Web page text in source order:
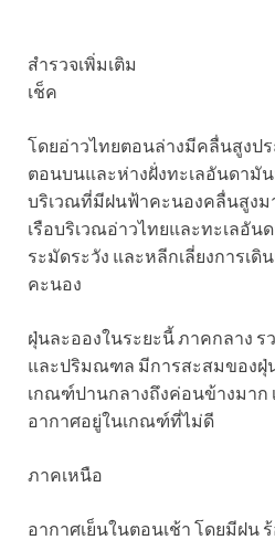
สำรวจเพิ่มเติม
เช็ค
โดยอ่าวไทยตอนล่างมีคลื่นสูงป
ตอนบนและห่างฝั่งทะเลอันดามั
บริเวณที่มีฝนฟ้าคะนองคลื่นสูงม
เรือบริเวณอ่าวไทยและทะเลอัน
ระมัดระวัง และหลีกเลี่ยงการเ
คะนอง
ฝุ่นละอองในระยะนี้ ภาคกลาง
และปริมณฑล มีการสะสมของฝุ่
เกณฑ์ปานกลางถึงค่อนข้างมาก
อากาศอยู่ในเกณฑ์ที่ไม่ดี
ภาคเหนือ
อากาศเย็นในตอนเช้า โดยมีฝน